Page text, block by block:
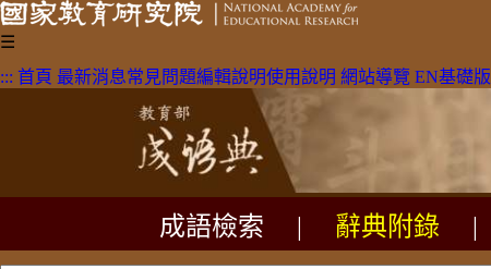
☰
::: 首頁 最新消息常見問題編輯說明使用說明 網站導覽 EN基礎版
成語檢索 辭典附錄